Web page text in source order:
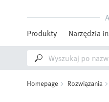
Produkty
Narzędzia
Homepage Rozwiązania